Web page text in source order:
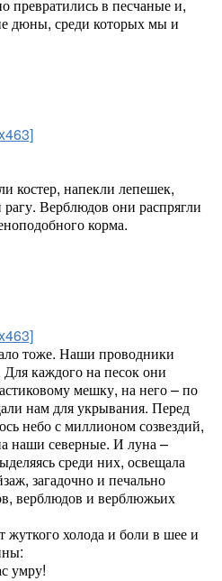
превратились в песчаные и,
дюны, среди которых мы и
костер, напекли лепешек,
Верблюдов они распрягли
корма.
тоже. Наши проводники
Для каждого на песок они
мешку, на него – по
нам для укрывания. Перед
небо с миллионом созвездий,
наши северные. И луна –
среди них, освещала
загадочно и печально
верблюдов и верблюжьих
жуткого холода и боли в шее и
умру!